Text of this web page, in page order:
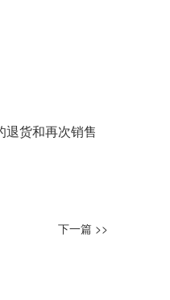
货和再次销售
下一篇 >>